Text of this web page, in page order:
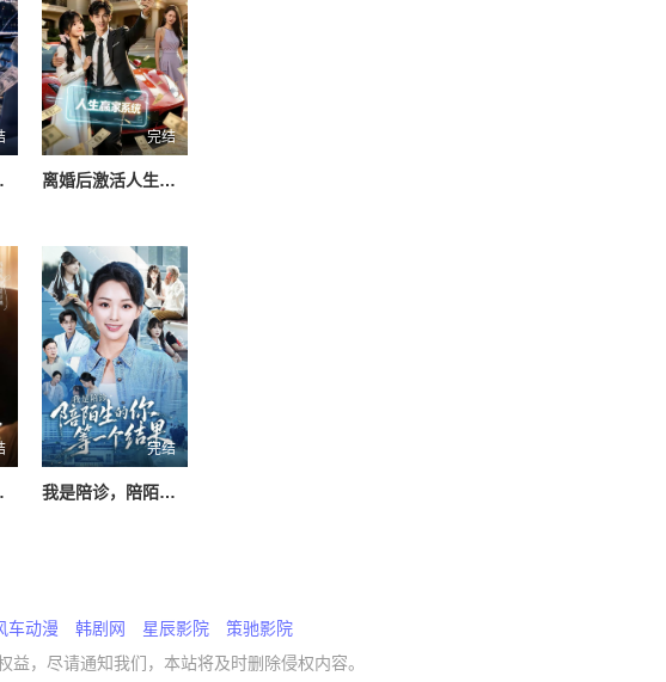
富
完结
离婚后激活人生赢家系统
大佬
完结
我是陪诊，陪陌生的你等一个结果
车动漫 韩剧网 星辰影院
策驰影院
，尽请通知我们，本站将及时删除侵权内容。